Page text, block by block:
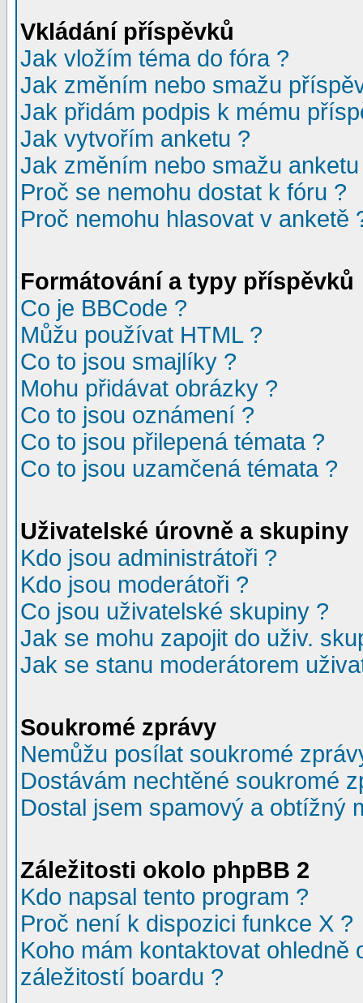
Vkládání příspěvků
Jak vložím téma do fóra ?
Jak změním nebo smažu
Jak přidám podpis k mému
Jak vytvořím anketu ?
Jak změním nebo smažu
Proč se nemohu dostat k fóru ?
Proč nemohu hlasovat v anketě
Formátování a typy příspěvků
Co je BBCode ?
Můžu používat HTML ?
Co to jsou smajlíky ?
Mohu přidávat obrázky ?
Co to jsou oznámení ?
Co to jsou přilepená témata ?
Co to jsou uzamčená témata ?
Uživatelské úrovně a skupiny
Kdo jsou administrátoři ?
Kdo jsou moderátoři ?
Co jsou uživatelské skupiny ?
Jak se mohu zapojit do uživ.
Jak se stanu moderátorem
Soukromé zprávy
Nemůžu posílat soukromé
Dostávám nechtěné soukromé
Dostal jsem spamový a obtížný
Záležitosti okolo phpBB 2
Kdo napsal tento program ?
Proč není k dispozici funkce X ?
Koho mám kontaktovat
záležitostí boardu ?